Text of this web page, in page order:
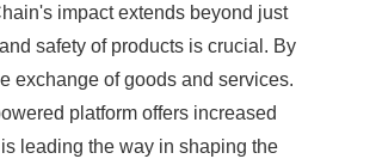
impact extends beyond just
safety of products is crucial. By
exchange of goods and services.
platform offers increased
leading the way in shaping the